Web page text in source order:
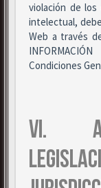
violación de
intelectual,
Web a través
Condiciones
VI.